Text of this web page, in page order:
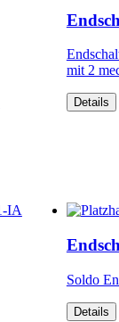
mit 2
Details
Soldo
Details